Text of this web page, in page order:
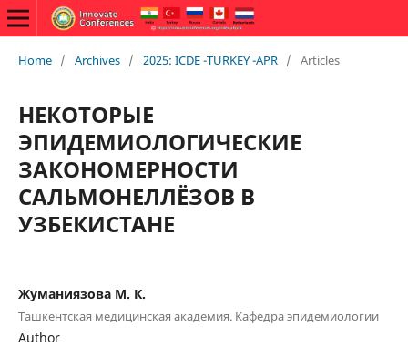
Home / Archives / 2025: ICDE -TURKEY -APR / Articles
НЕКОТОРЫЕ
ЭПИДЕМИОЛОГИЧЕСКИЕ
ЗАКОНОМЕРНОСТИ
САЛЬМОНЕЛЛЁЗОВ В
УЗБЕКИСТАНЕ
Жуманиязова М. К.
Ташкентская медицинская академия. Кафедра эпидемиологии
Author